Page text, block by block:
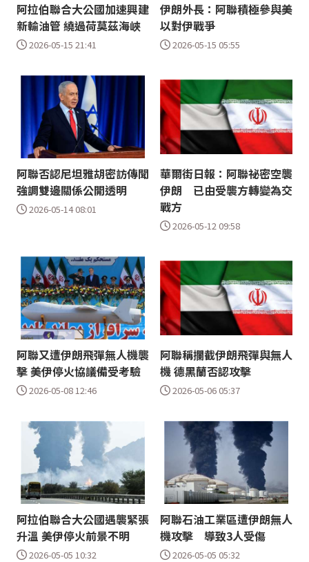
阿拉伯聯合大公國加速興建
新輸油管 繞過荷莫茲海峽
2026-05-15 21:41
伊朗外長：阿聯積極參與美
以對伊戰爭
2026-05-15 05:55
阿聯否認尼坦雅胡密訪傳聞
強調雙邊關係公開透明
2026-05-14 08:01
華爾街日報：阿聯祕密空襲
伊朗 已由受襲方轉變為交
戰方
2026-05-12 09:58
阿聯又遭伊朗飛彈無人機襲
擊 美伊停火協議備受考驗
2026-05-08 12:46
阿聯稱攔截伊朗飛彈與無人
機 德黑蘭否認攻擊
2026-05-06 05:37
阿拉伯聯合大公國遇襲緊張
升溫 美伊停火前景不明
2026-05-05 10:32
阿聯石油工業區遭伊朗無人
機攻擊 導致3人受傷
2026-05-05 05:32